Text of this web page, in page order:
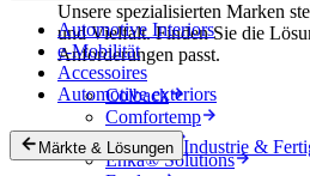
Unsere spezialisierten Marken
und Vielfalt. Finden Sie die
Anforderungen passt.
Colback
Comfortemp
Dripstop
Enka® Solutions
Automotive Interiors
e-Mobilität
Accessoires
Automotive exteriors
Märkte & Lösungen Industrie &